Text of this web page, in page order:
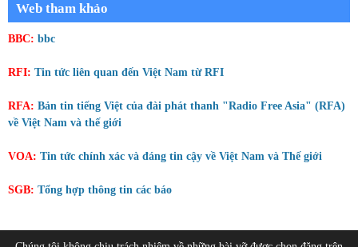
Web tham khảo
BBC: bbc
RFI: Tin tức liên quan đến Việt Nam từ RFI
RFA: Bản tin tiếng Việt của đài phát thanh "Radio Free Asia" (RFA)
về Việt Nam và thế giới
VOA: Tin tức chính xác và đáng tin cậy về Việt Nam và Thế giới
SGB: Tổng hợp thông tin các báo